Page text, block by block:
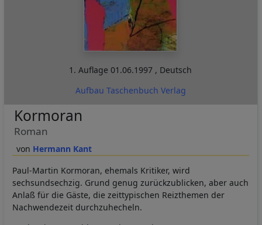
1. Auflage01.06.1997 , Deutsch
Aufbau Taschenbuch Verlag
Hermann Kant
Kormoran
Roman
Paul-Martin Kormoran, ehemals Kritiker, wird
sechsundsechzig. Grund genug zurückzublicken, aber auch
Anlaß für die Gäste, die zeittypischen Reizthemen der
Nachwendezeit durchzuhecheln.